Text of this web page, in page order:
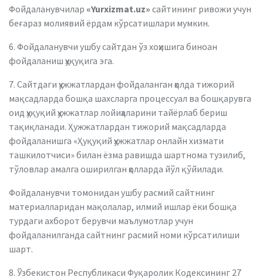
Фойдаланувчилар «Yurxizmat.uz» сайтининг ривожи учун
беғараз молиявий ёрдам кўрсатишлари мумкин.
6. Фойдаланувчи ушбу сайтдан ўз хоҳишига биноан
фойдаланиш ҳуқуқига эга.
7. Сайтдаги ҳужжатлардан фойдаланган ҳолда тижорий
мақсадларда бошқа шахсларга процессуал ва бошқарувга
оид ҳуқуқий ҳужжатлар лойиҳаларини тайёрлаб бериш
тақиқланади. Ҳужжатлардан тижорий мақсадларда
фойдаланишга «Ҳуқуқий ҳужжатлар онлайн хизмати
ташкилотчиси» билан ёзма равишда шартнома тузилиб,
тўловлар амалга оширилган ҳолларда йўл қўйилади.
Фойдаланувчи томонидан ушбу расмий сайтнинг
материалларидан мақолалар, илмий ишлар ёки бошқа
турдаги ахборот берувчи маълумотлар учун
фойдаланилганда сайтнинг расмий номи кўрсатилиши
шарт.
8. Ўзбекистон Республикаси Фуқаролик Кодексининг 27